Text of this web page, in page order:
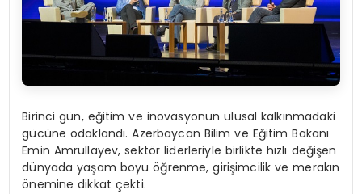
Birinci gün, eğitim ve inovasyonun ulusal kalkınmadaki
gücüne odaklandı. Azerbaycan Bilim ve Eğitim Bakanı
Emin Amrullayev, sektör liderleriyle birlikte hızlı değişen
dünyada yaşam boyu öğrenme, girişimcilik ve merakın
önemine dikkat çekti.